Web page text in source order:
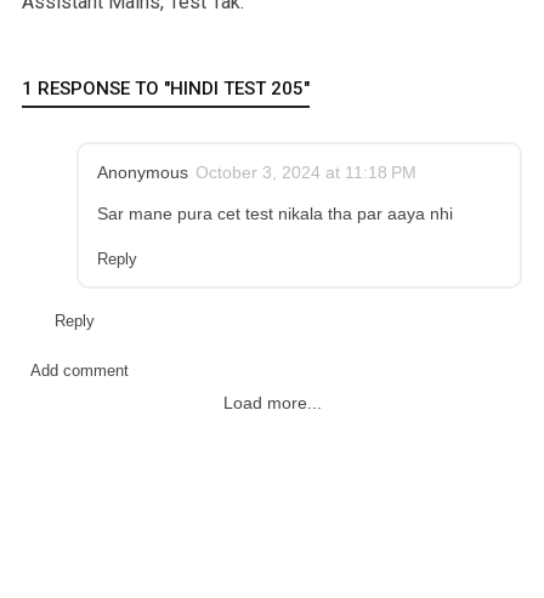
1 RESPONSE TO "HINDI TEST 205"
Anonymous October 3, 2024 at 11:18 PM
Sar mane pura cet test nikala tha par aaya nhi
Reply
Reply
Add comment
Load more...